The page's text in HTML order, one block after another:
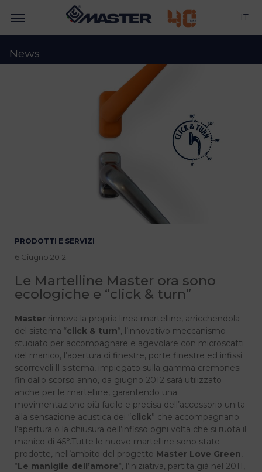
IT
News
PRODOTTI E SERVIZI
6 Giugno 2012
Le Martelline Master ora sono
ecologiche e “click & turn”
Master rinnova la propria linea martelline, arricchendola
del sistema “click & turn“, l’innovativo meccanismo
studiato per accompagnare e agevolare con microscatti
del manico, l’apertura di finestre, porte finestre ed infissi
scorrevoli.Il sistema, impiegato sulla gamma cremonesi
fin dallo scorso anno, da giugno 2012 sarà utilizzato
anche per le martelline, garantendo una
movimentazione più facile e precisa dell’accessorio unita
alla sensazione acustica dei “click” che accompagnano
l’apertura o la chiusura dell’infisso ogni volta che si ruota il
manico di 45°.Tutte le nuove martelline sono state
prodotte, nell’ambito del progetto Master Love Green,
“Le maniglie dell’amore“, l’iniziativa, partita già nel 2011,